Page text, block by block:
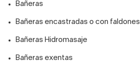
Bañeras
Bañeras encastradas o con faldones
Bañeras Hidromasaje
Bañeras exentas